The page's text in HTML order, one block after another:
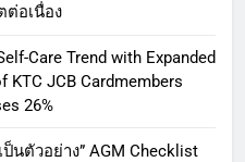
ต่อเนื่อง
Care Trend with Expanded
KTC JCB Cardmembers
26%
นตัวอย่าง” AGM Checklist